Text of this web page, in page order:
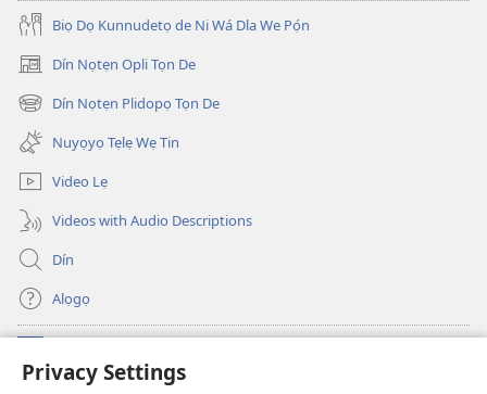
Privacy Settings
Biọ Dọ Kunnudetọ de Ni Wá Dla We Pọ́n
Dín Nọtẹn Opli Tọn De
(opens
new
window)
Dín Nọtẹn Plidopọ Tọn De
(opens
new
window)
Nuyọyọ Tẹlẹ Wẹ Tin
Video Lẹ
Videos with Audio Descriptions
Dín
Alọgọ
(opens
new